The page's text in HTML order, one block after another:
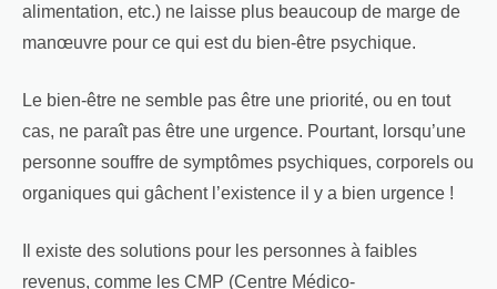
alimentation, etc.) ne laisse plus beaucoup de marge de
manœuvre pour ce qui est du bien-être psychique.
Le bien-être ne semble pas être une priorité, ou en tout
cas, ne paraît pas être une urgence. Pourtant, lorsqu’une
personne souffre de symptômes psychiques, corporels ou
organiques qui gâchent l’existence il y a bien urgence !
Il existe des solutions pour les personnes à faibles
revenus, comme les CMP (Centre Médico-